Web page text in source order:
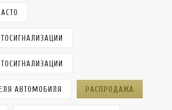
АВТОМОБИЛЯ РАСПРОДАЖА